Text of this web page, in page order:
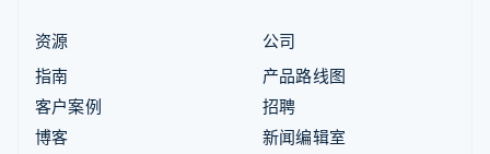
资源
指南
客户案例
博客
公司
产品路线图
招聘
新闻编辑室